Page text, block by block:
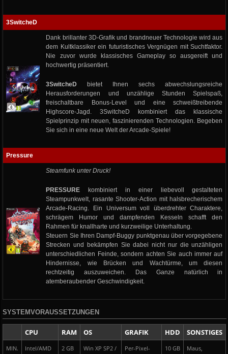
3SwitcheD
Dank brillanter 3D-Grafik und brandneuer Technologie wird aus
dem Kultklassiker ein futuristisches Vergnügen mit Suchtfaktor.
Nie zuvor wurde klassisches Gameplay so ausgereift und
hochwertig präsentiert.
3SwitcheD
bietet Ihnen sechs abwechslungsreiche
Herausforderungen und unzählige Stunden Spielspaß,
freischaltbare Bonus-Level und eine schweißtreibende
Highscore-Jagd. 3SwitcheD kombiniert das klassische
Spielprinzip mit neuen, faszinierenden Technologien. Begeben
Sie sich in eine neue Welt der Arcade-Spiele!
Pressure
Steamfunk unter Druck!
PRESSURE kombiniert in einer liebevoll gestalteten
Steampunkwelt, rasante Shooter-Action mit halsbrecherischem
Arcade-Racing. Ein Universum voll überdrehter Charaktere,
schrägem Humor und dampfenden Kesseln schafft den
Rahmen für knallharte und kurzweilige Unterhaltung.
Steuern Sie Ihren Dampf-Buggy punktgenau über vorgegebene
Strecken und bekämpfen Sie dabei nicht nur die unzähligen
unterschiedlichen Feinde, sondern achten Sie auch immer auf
Hindernisse, wie Brücken und Wachtürme, um diesen
rechtzeitig auszuweichen. Das Ganze natürlich in
atemberaubender Geschwindigkeit.
SYSTEMVORAUSSETZUNGEN
CPU RAM OS GRAFIK HDD SONSTIGES
MIN.
Intel/AMD
2 GB
Win XP SP2 /
Per-Pixel-
10 GB
Maus,